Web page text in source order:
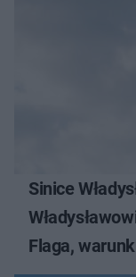
Sinice
Flaga,